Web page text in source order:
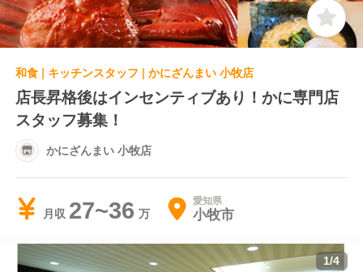
和食 | キッチンスタッフ | かにざんまい 小牧店
店長昇格後はインセンティブあり！かに専門店
スタッフ募集！
かにざんまい 小牧店
月収 27~36 愛知県
小牧市
1/4